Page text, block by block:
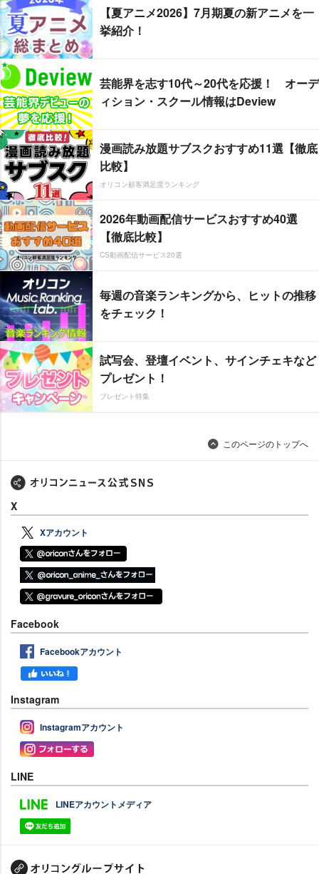
【夏アニメ2026】7月期夏の新アニメを一
挙紹介！
芸能界を志す10代～20代を応援！ オーデ
ィション・スクール情報はDeview
漫画読み放題サブスクおすすめ11選【徹底
比較】
オリコン顧客満足度ランキング
2026年動画配信サービスおすすめ40選
【徹底比較】
CS動画配信サービス20選
毎週の音楽ランキングから、ヒットの推移
をチェック！
試写会、登壇イベント、サインチェキなど
プレゼント！
プレゼント特集
このページのトップへ
X
Xアカウント
Facebook
Facebookアカウント
Instagram
Instagramアカウント
LINE
LINEアカウントメディア